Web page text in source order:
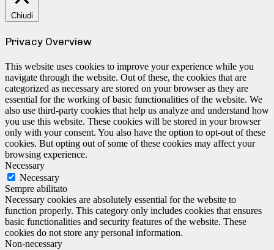
Chiudi
Privacy Overview
This website uses cookies to improve your experience while you
navigate through the website. Out of these, the cookies that are
categorized as necessary are stored on your browser as they are
essential for the working of basic functionalities of the website. We
also use third-party cookies that help us analyze and understand how
you use this website. These cookies will be stored in your browser
only with your consent. You also have the option to opt-out of these
cookies. But opting out of some of these cookies may affect your
browsing experience.
Necessary
Necessary
Sempre abilitato
Necessary cookies are absolutely essential for the website to
function properly. This category only includes cookies that ensures
basic functionalities and security features of the website. These
cookies do not store any personal information.
Non-necessary